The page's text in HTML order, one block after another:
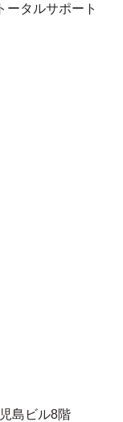
ータルサポート
島ビル8階